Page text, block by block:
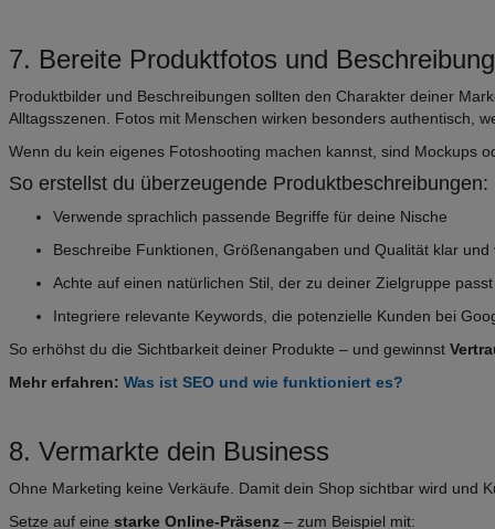
7. Bereite Produktfotos und
Produktbilder und Beschreibungen sollten den Charakter deiner
Alltagsszenen. Fotos mit Menschen wirken besonders authentisch,
Wenn du kein eigenes Fotoshooting machen kannst, sind Mockups
So erstellst du überzeugende Produktbeschreibungen:
Verwende sprachlich passende Begriffe für deine Nische
Beschreibe Funktionen, Größenangaben und Qualität klar und
Achte auf einen natürlichen Stil, der zu deiner Zielgruppe passt
Integriere relevante Keywords, die potenzielle Kunden bei
So erhöhst du die Sichtbarkeit deiner Produkte – und gewinnst
Mehr erfahren: Was ist SEO und wie funktioniert es?
8. Vermarkte dein Business
Ohne Marketing keine Verkäufe. Damit dein Shop sichtbar wird und
Setze auf eine starke Online-Präsenz – zum Beispiel mit: